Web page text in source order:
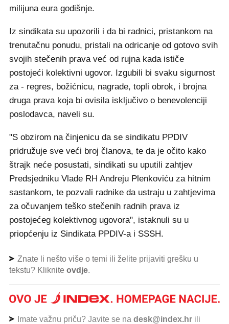
milijuna eura godišnje.
Iz sindikata su upozorili i da bi radnici, pristankom na
trenutačnu ponudu, pristali na odricanje od gotovo svih
svojih stečenih prava već od rujna kada ističe
postojeći kolektivni ugovor. Izgubili bi svaku sigurnost
za - regres, božićnicu, nagrade, topli obrok, i brojna
druga prava koja bi ovisila isključivo o benevolenciji
poslodavca, naveli su.
"S obzirom na činjenicu da se sindikatu PPDIV
pridružuje sve veći broj članova, te da je očito kako
štrajk neće posustati, sindikati su uputili zahtjev
Predsjedniku Vlade RH Andreju Plenkoviću za hitnim
sastankom, te pozvali radnike da ustraju u zahtjevima
za očuvanjem teško stečenih radnih prava iz
postojećeg kolektivnog ugovora", istaknuli su u
priopćenju iz Sindikata PPDIV-a i SSSH.
Znate li nešto više o temi ili želite prijaviti grešku u
tekstu? Kliknite ovdje.
Imate važnu priču? Javite se na desk@index.hr ili